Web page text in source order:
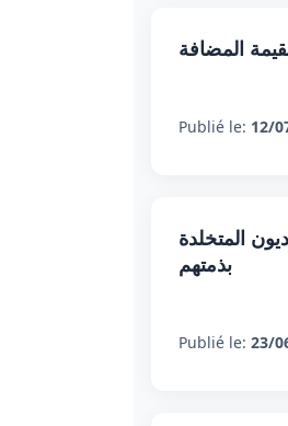
المضافة
Publié le: 12/
المتخلدة
بذمتهم
Publié le: 23/